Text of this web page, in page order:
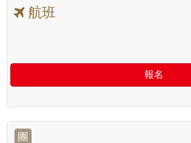
航班
報名
團